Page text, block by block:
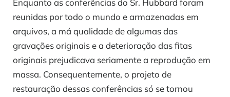
Enquanto as conferências do Sr. Hubbard foram
reunidas por todo o mundo e armazenadas em
arquivos, a má qualidade de algumas das
gravações originais e a deterioração das fitas
originais prejudicava seriamente a reprodução em
massa. Consequentemente, o projeto de
restauração dessas conferências só se tornou